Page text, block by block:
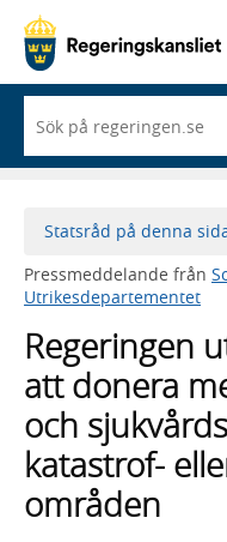
du
börjar
skriva
framträder
lista
med
sökförslag
Statsråd på denna
Pressmeddelande från
Utrikesdepartementet
Regeringen
att donera
och
katastrof-
områden